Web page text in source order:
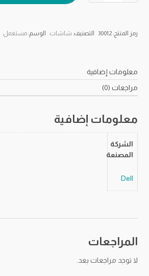
رمز المنتج:30012 التصنيف: شاشات الوسم:مستعمل
معلومات إضافية
مراجعات (0)
معلومات إضافية
الشركة
المصنعة
Dell
المراجعات
لا توجد مراجعات بعد.